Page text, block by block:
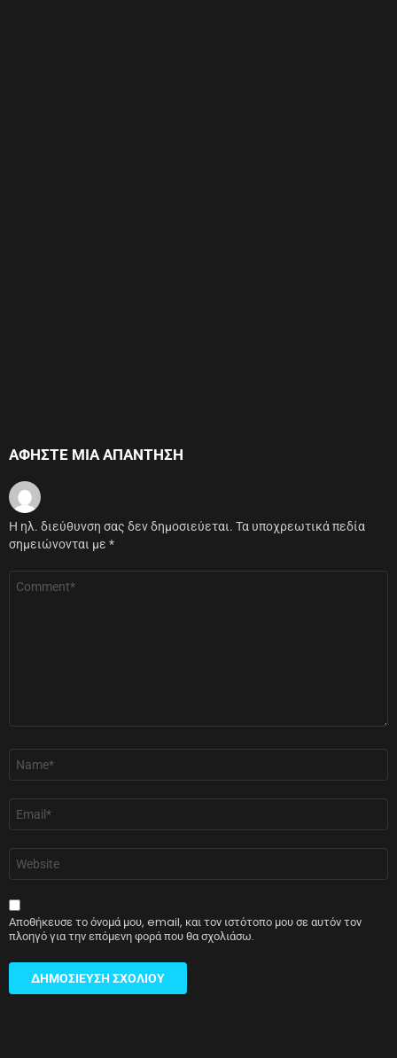
ΑΦΉΣΤΕ ΜΙΑ ΑΠΆΝΤΗΣΗ
Η ηλ. διεύθυνση σας δεν δημοσιεύεται. Τα υποχρεωτικά πεδία
σημειώνονται με *
Σχόλιο
Όνομα
Email
Ιστότοπος
Αποθήκευσε το όνομά μου, email, και τον ιστότοπο μου σε αυτόν τον
πλοηγό για την επόμενη φορά που θα σχολιάσω.